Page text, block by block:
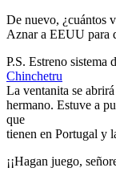
De nuevo, ¿cuántos
Aznar a EEUU para
P.S. Estreno sistema
Chinchetru
La ventanita se
hermano. Estuve a
que
tienen en Portugal y
¡¡Hagan juego,